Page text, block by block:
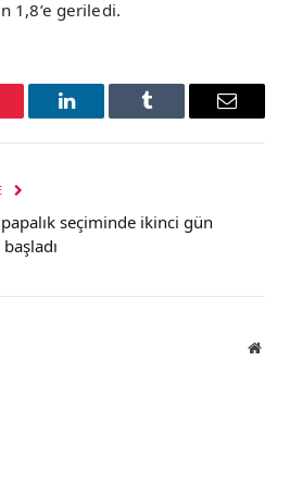
1,8’e geriledi.
LinkedIn Tumblr Email
papalık seçiminde ikinci gün
Website